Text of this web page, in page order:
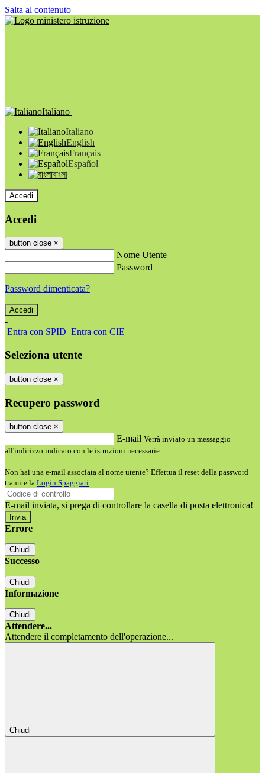
Salta al contenuto
Italiano
Italiano
English
Français
Español
বাংলা
Accedi
Accedi
button close ×
Nome Utente
Password
Password dimenticata?
-
Entra con SPID Entra con CIE
Seleziona utente
button close ×
Recupero password
button close ×
E-mail Verrà inviato un messaggio
all'indirizzo indicato con le istruzioni necessarie.
Non hai una e-mail associata al nome utente? Effettua il reset della password
tramite la Login Spaggiari
E-mail inviata, si prega di controllare la casella di posta elettronica!
Errore
Chiudi
Successo
Chiudi
Informazione
Chiudi
Attendere...
Attendere il completamento dell'operazione...
Chiudi